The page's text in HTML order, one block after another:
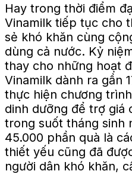
Hay trong thời điểm
Vinamilk tiếp tục cho
sẻ khó khăn cùng
dùng cả nước. Kỷ
thay cho những hoạt
Vinamilk dành ra gần
thực hiện chương
dinh dưỡng để trợ giá
trong suốt tháng sinh
45.000 phần quà là
thiết yếu cũng đã
người dân khó khăn,